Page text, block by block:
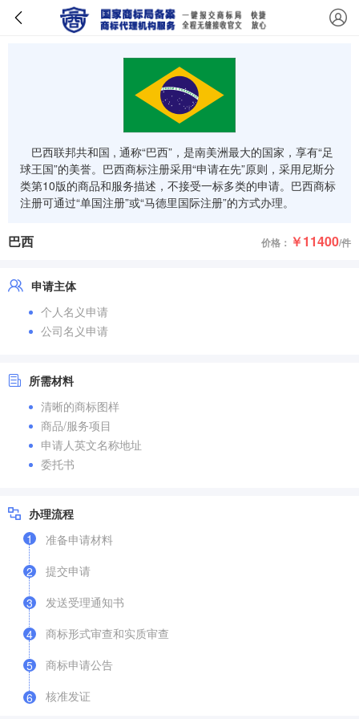
巴西联邦共和国 , 通称“巴西”，是南美洲最大的国家，享有“足
球王国”的美誉。巴西商标注册采用“申请在先”原则，采用尼斯分
类第10版的商品和服务描述，不接受一标多类的申请。巴西商标
注册可通过“单国注册”或“马德里国际注册”的方式办理。
巴西 价格： ￥11400/件
申请主体
个人名义申请
公司名义申请
所需材料
清晰的商标图样
商品/服务项目
申请人英文名称地址
委托书
办理流程
1
准备申请材料
2
提交申请
3
发送受理通知书
4
商标形式审查和实质审查
5
商标申请公告
6 核准发证